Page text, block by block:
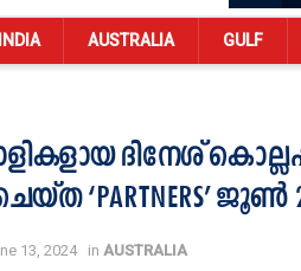
INDIA AUSTRALIA GULF
ദിനേശ്
‘PARTNERS’ ജൂൺ
13, 2024 in AUSTRALIA